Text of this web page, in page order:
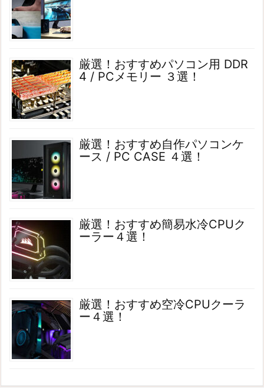
厳選！おすすめパソコン用 DDR
4 / PCメモリー ３選！
厳選！おすすめ自作パソコンケ
ース / PC CASE ４選！
厳選！おすすめ簡易水冷CPUク
ーラー４選！
厳選！おすすめ空冷CPUクーラ
ー４選！